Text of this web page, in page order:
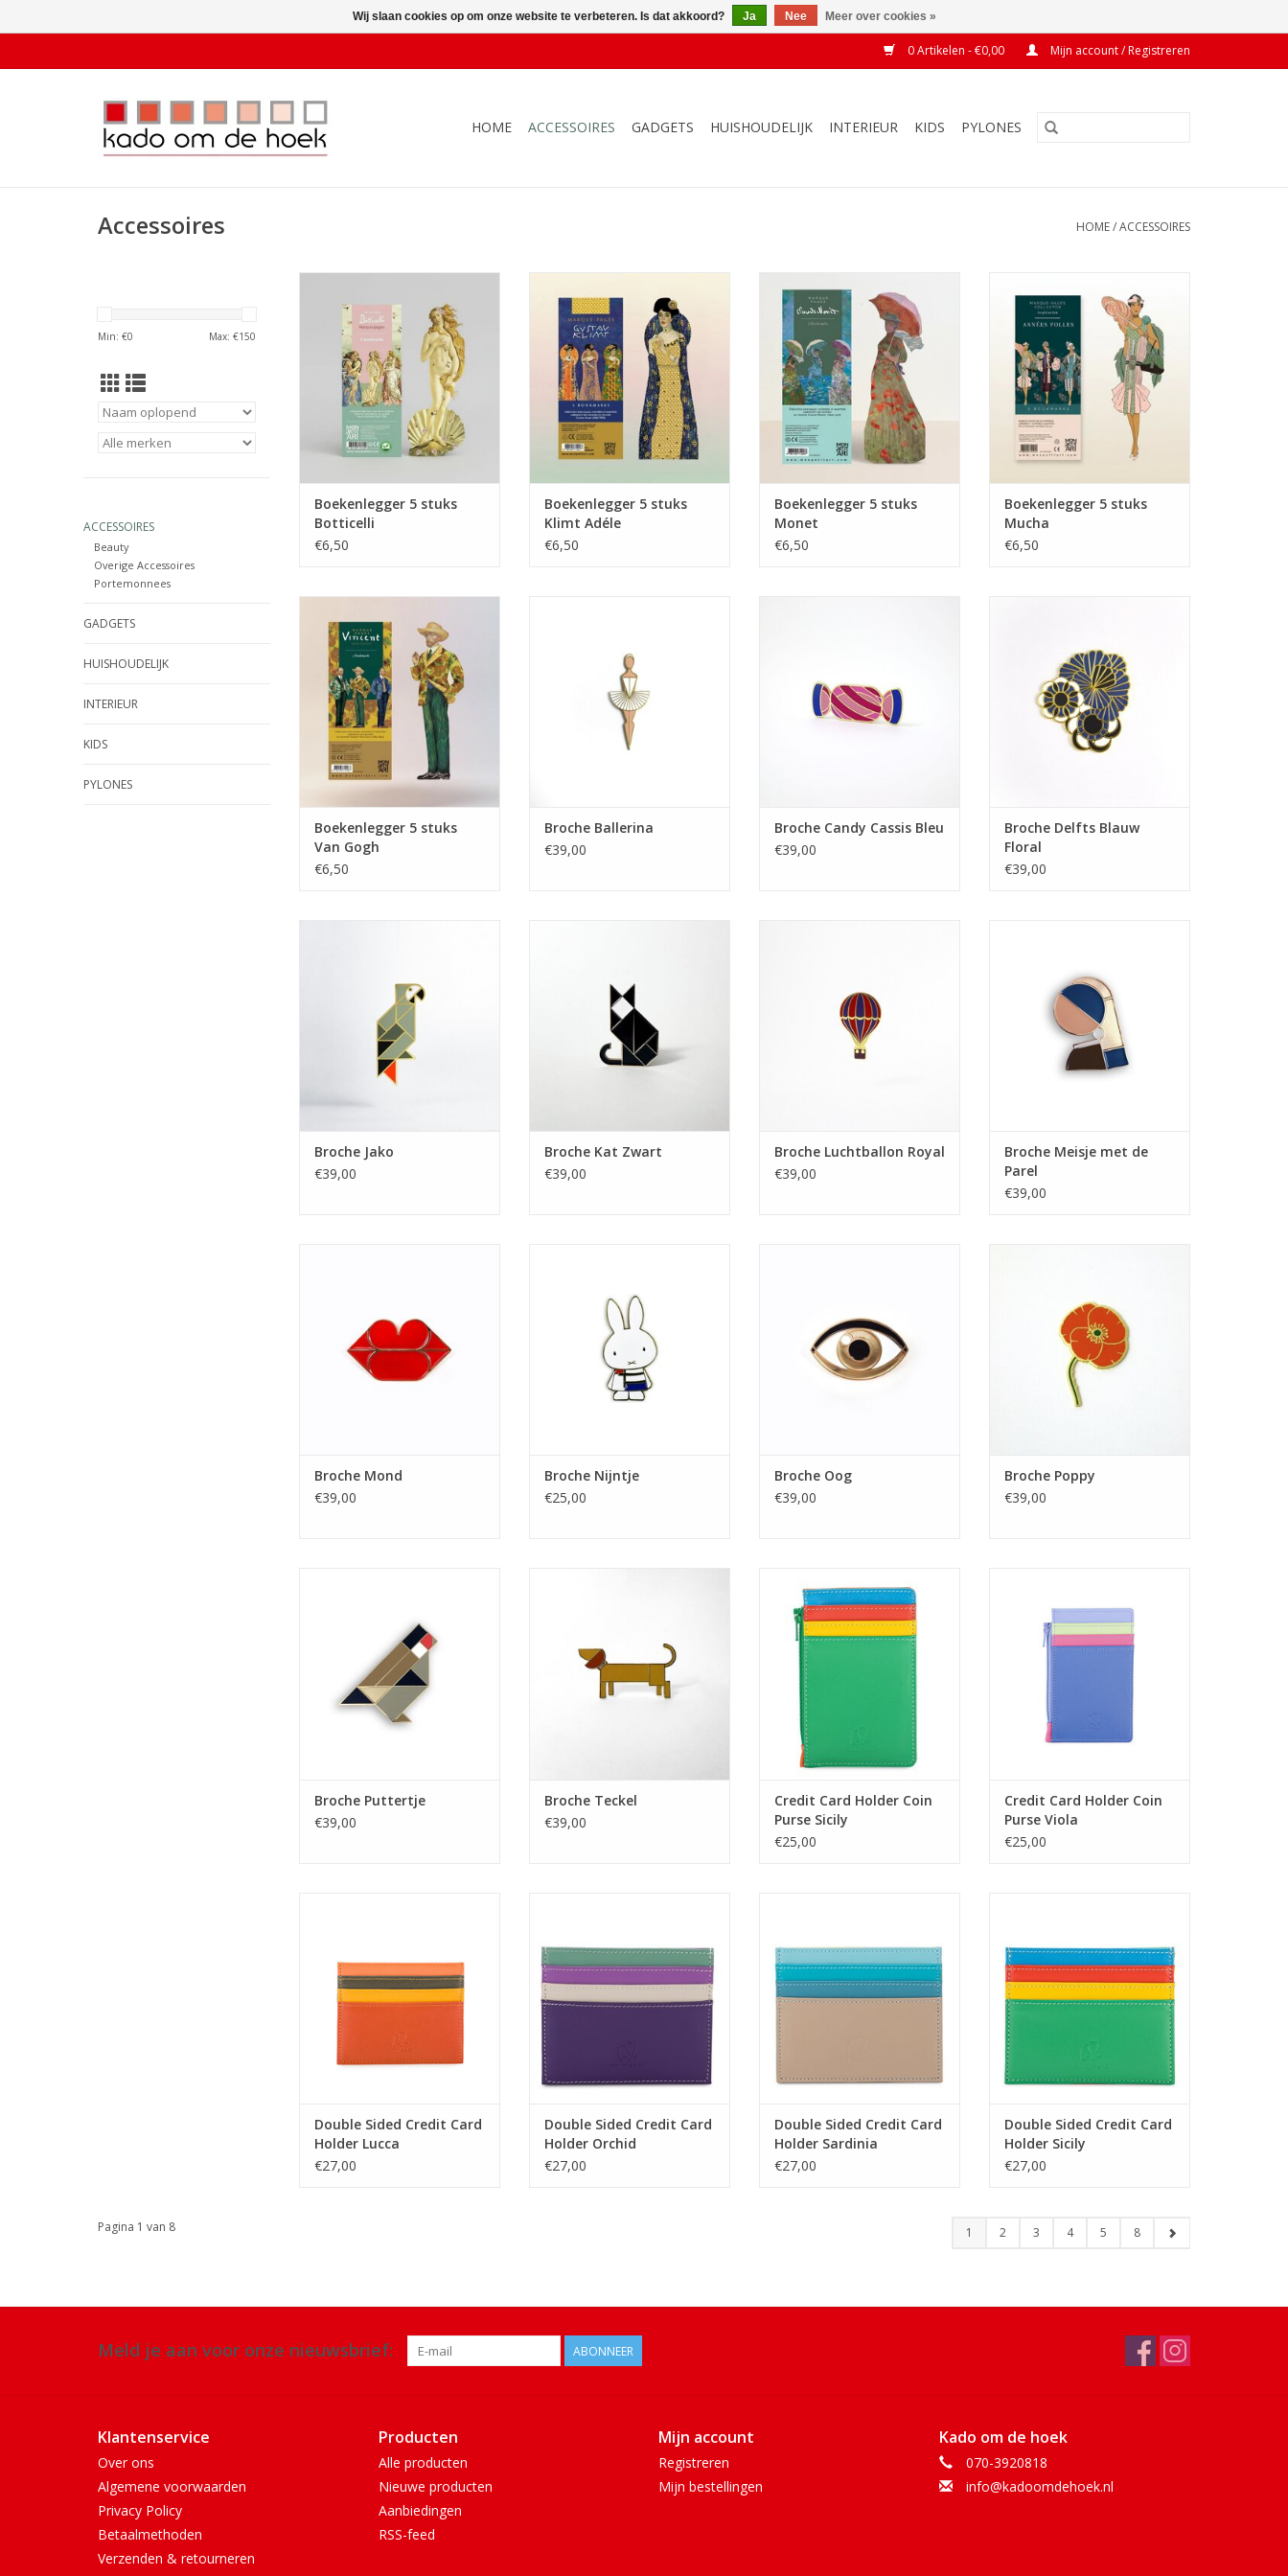
0 Artikelen - €0,00 Mijn account / Registreren
HOME ACCESSOIRES GADGETS HUISHOUDELIJK INTERIEUR KIDS PYLONES
Accessoires HOME/ACCESSOIRES
Min: €0 Max: €150
ACCESSOIRES
Beauty
Overige Accessoires
Portemonnees
GADGETS
HUISHOUDELIJK
INTERIEUR
KIDS
PYLONES
TOEVOEGEN AAN WINKELWAGEN
Boekenlegger 5 stuks
Botticelli
€6,50
TOEVOEGEN AAN WINKELWAGEN
Boekenlegger 5 stuks
Klimt Adéle
€6,50
TOEVOEGEN AAN WINKELWAGEN
Boekenlegger 5 stuks
Monet
€6,50
TOEVOEGEN AAN WINKELWAGEN
Boekenlegger 5 stuks
Mucha
€6,50
TOEVOEGEN AAN WINKELWAGEN
Boekenlegger 5 stuks
Van Gogh
€6,50
Broche Ballerina
€39,00
Broche Candy Cassis Bleu
€39,00
Broche Delfts Blauw
Floral
€39,00
Broche Jako
€39,00
Broche Kat Zwart
€39,00
Broche Luchtballon Royal
€39,00
Broche Meisje met de
Parel
€39,00
Broche Mond
€39,00
Broche Nijntje
€25,00
Broche Oog
€39,00
Broche Poppy
€39,00
Broche Puttertje
€39,00
Broche Teckel
€39,00
Sicily
TOEVOEGEN AAN WINKELWAGEN
Credit Card Holder Coin
Purse Sicily
€25,00
TOEVOEGEN AAN WINKELWAGEN
Credit Card Holder Coin
Purse Viola
€25,00
Double Sided Credit Card
Holder Lucca
€27,00
TOEVOEGEN AAN WINKELWAGEN
Double Sided Credit Card
Holder Orchid
€27,00
TOEVOEGEN AAN WINKELWAGEN
Double Sided Credit Card
Holder Sardinia
€27,00
TOEVOEGEN AAN WINKELWAGEN
Double Sided Credit Card
Holder Sicily
€27,00
Pagina 1 van 8 1 2 3 4 5 8
Meld je aan voor onze nieuwsbrief: ABONNEER
Klantenservice
Over ons
Algemene voorwaarden
Privacy Policy
Betaalmethoden
Verzenden & retourneren
Producten
Alle producten
Nieuwe producten
Aanbiedingen
RSS-feed
Mijn account
Registreren
Mijn bestellingen
Kado om de hoek
070-3920818
info@kadoomdehoek.nl
Wij slaan cookies op om onze website te verbeteren. Is dat akkoord? Ja Nee Meer over cookies »